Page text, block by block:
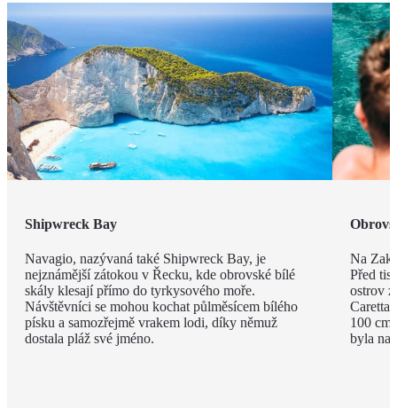
Shipwreck Bay
Navagio, nazývaná také Shipwreck Bay, je
nejznámější zátokou v Řecku, kde obrovské bílé
skály klesají přímo do tyrkysového moře.
Návštěvníci se mohou kochat půlměsícem bílého
písku a samozřejmě vrakem lodi, díky němuž
dostala pláž své jméno.
Na
Před
ostrov
Caretta
100 cm
byla na